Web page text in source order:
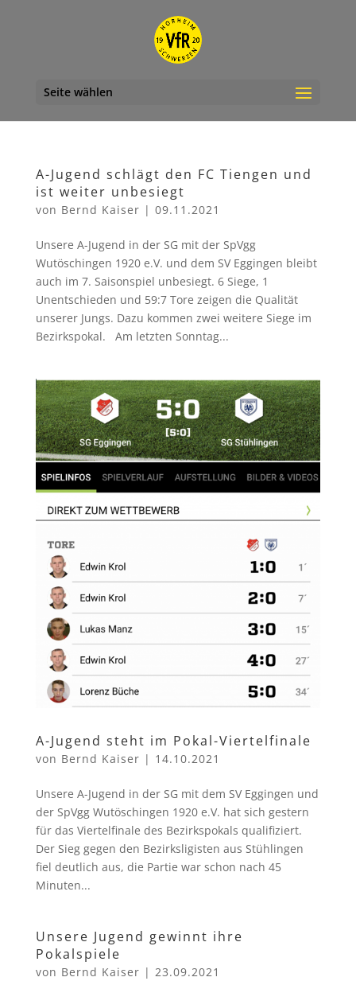
Seite wählen
A-Jugend schlägt den FC Tiengen und
ist weiter unbesiegt
von Bernd Kaiser | 09.11.2021
Unsere A-Jugend in der SG mit der SpVgg
Wutöschingen 1920 e.V. und dem SV Eggingen bleibt
auch im 7. Saisonspiel unbesiegt. 6 Siege, 1
Unentschieden und 59:7 Tore zeigen die Qualität
unserer Jungs. Dazu kommen zwei weitere Siege im
Bezirkspokal. Am letzten Sonntag...
A-Jugend steht im Pokal-Viertelfinale
von Bernd Kaiser | 14.10.2021
Unsere A-Jugend in der SG mit dem SV Eggingen und
der SpVgg Wutöschingen 1920 e.V. hat sich gestern
für das Viertelfinale des Bezirkspokals qualifiziert.
Der Sieg gegen den Bezirksligisten aus Stühlingen
fiel deutlich aus, die Partie war schon nach 45
Minuten...
Unsere Jugend gewinnt ihre
Pokalspiele
von Bernd Kaiser | 23.09.2021